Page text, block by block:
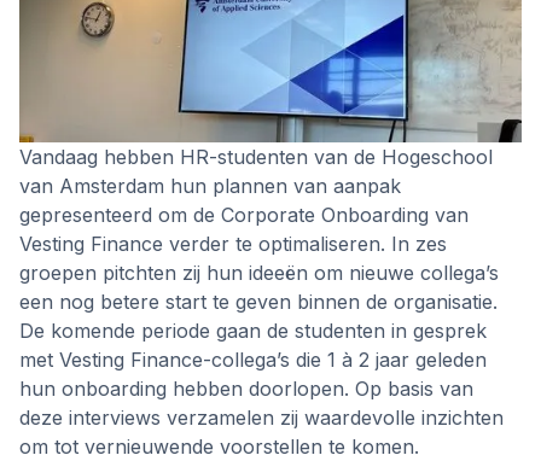
Vandaag hebben HR-studenten van de Hogeschool
van Amsterdam hun plannen van aanpak
gepresenteerd om de Corporate Onboarding van
Vesting Finance verder te optimaliseren. In zes
groepen pitchten zij hun ideeën om nieuwe collega’s
een nog betere start te geven binnen de organisatie.
De komende periode gaan de studenten in gesprek
met Vesting Finance-collega’s die 1 à 2 jaar geleden
hun onboarding hebben doorlopen. Op basis van
deze interviews verzamelen zij waardevolle inzichten
om tot vernieuwende voorstellen te komen.